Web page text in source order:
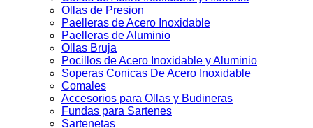
Ollas de Presion
Paelleras de Acero Inoxidable
Paelleras de Aluminio
Ollas Bruja
Pocillos de Acero Inoxidable y Aluminio
Soperas Conicas De Acero Inoxidable
Comales
Accesorios para Ollas y Budineras
Fundas para Sartenes
Sartenetas